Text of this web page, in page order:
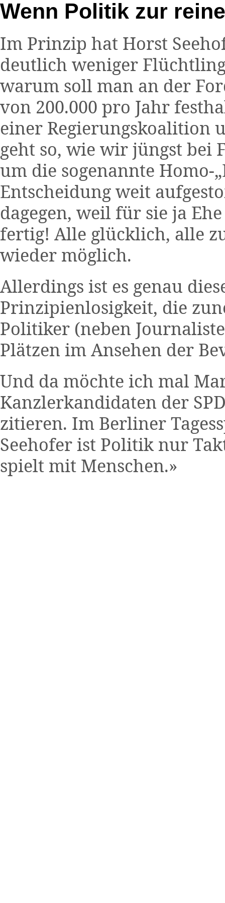
Wenn Politik zur
Im Prinzip hat Horst
deutlich weniger
warum soll man an der
von 200.000 pro Jahr
einer Regierungskoalition
geht so, wie wir jüngst bei
um die sogenannte Homo-
Entscheidung weit
dagegen, weil für sie ja
fertig! Alle glücklich, alle
wieder möglich.
Allerdings ist es genau
Prinzipienlosigkeit, die
Politiker (neben
Plätzen im Ansehen der
Und da möchte ich mal
Kanzlerkandidaten der
zitieren. Im Berliner
Seehofer ist Politik nur
spielt mit Menschen.»